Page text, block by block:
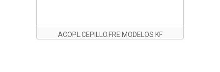
ACOPL.CEPILLO.FRE.MODELOS KF